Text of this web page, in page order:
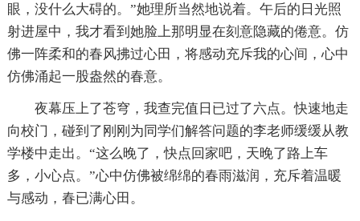
眼，没什么大碍的。”她理所当然地说着。午后的日光照
射进屋中，我才看到她脸上那明显在刻意隐藏的倦意。仿
佛一阵柔和的春风拂过心田，将感动充斥我的心间，心中
仿佛涌起一股盎然的春意。
夜幕压上了苍穹，我查完值日已过了六点。快速地走
向校门，碰到了刚刚为同学们解答问题的李老师缓缓从教
学楼中走出。“这么晚了，快点回家吧，天晚了路上车
多，小心点。”心中仿佛被绵绵的春雨滋润，充斥着温暖
与感动，春已满心田。